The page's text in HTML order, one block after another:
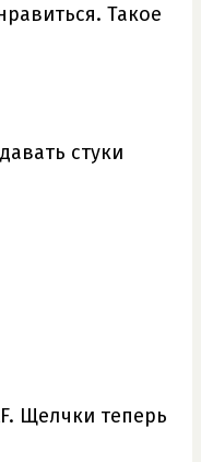
Такое
стуки
Щелчки теперь